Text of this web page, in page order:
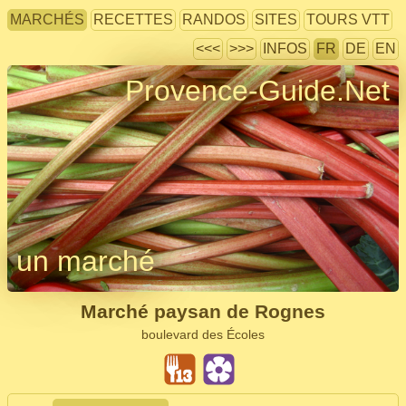
MARCHÉS RECETTES RANDOS SITES
TOURS VTT
<<< >>> INFOS FR DE EN
Provence-Guide.Net
un marché
Marché paysan de Rognes
boulevard des Écoles